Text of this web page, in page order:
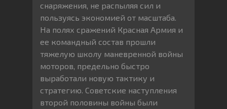
снаряжения, не распыляя сил и
пользуясь экономией от масштаба.
На полях сражений Красная Армия и
ее командный состав прошли
тяжелую школу маневренной войны
моторов, предельно быстро
выработали новую тактику и
стратегию. Советские наступления
второй половины войны были